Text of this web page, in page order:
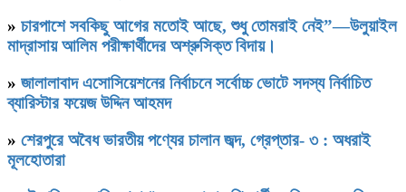
» চারপাশে সবকিছু আগের মতোই আছে, শুধু তোমরাই নেই”—উলুয়াইল
মাদ্রাসায় আলিম পরীক্ষার্থীদের অশ্রুসিক্ত বিদায়।
» জালালাবাদ এসোসিয়েশনের নির্বাচনে সর্বোচ্চ ভোটে সদস্য নির্বাচিত
ব্যারিস্টার ফয়েজ উদ্দিন আহমদ
» শেরপুরে অবৈধ ভারতীয় পণ্যের চালান জব্দ, গ্রেপ্তার- ৩ : অধরাই
মূলহোতারা